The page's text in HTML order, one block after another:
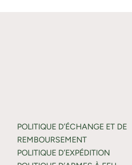
POLITIQUE D’ÉCHANGE ET DE
REMBOURSEMENT
POLITIQUE D’EXPÉDITION